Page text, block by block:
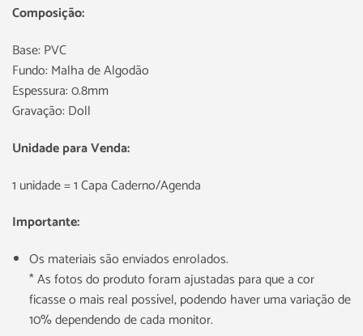
Composição:
Base: PVC
Fundo: Malha de Algodão
Espessura: 0.8mm
Gravação: Doll
Unidade para Venda:
1 unidade = 1 Capa Caderno/Agenda
Importante:
Os materiais são enviados enrolados.
* As fotos do produto foram ajustadas para que a cor
ficasse o mais real possível, podendo haver uma variação de
10% dependendo de cada monitor.